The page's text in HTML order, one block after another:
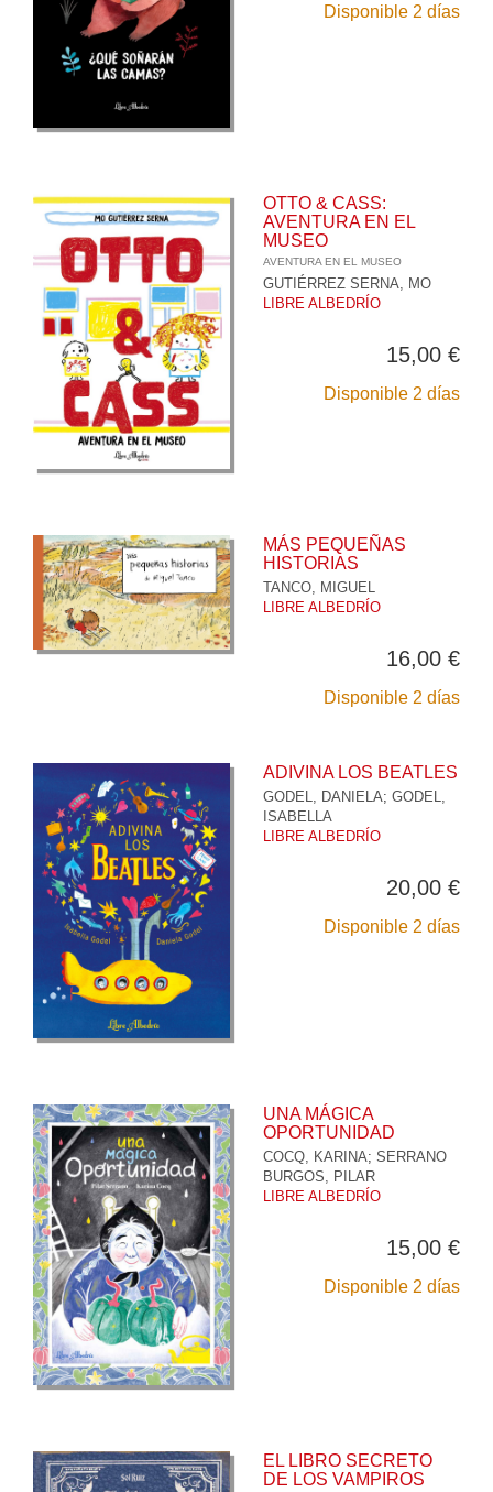
Disponible 2 días
OTTO & CASS:
AVENTURA EN EL
MUSEO
AVENTURA EN EL MUSEO
GUTIÉRREZ SERNA, MO
LIBRE ALBEDRÍO
15,00 €
Disponible 2 días
MÁS PEQUEÑAS
HISTORIAS
TANCO, MIGUEL
LIBRE ALBEDRÍO
16,00 €
Disponible 2 días
ADIVINA LOS BEATLES
GODEL, DANIELA; GODEL,
ISABELLA
LIBRE ALBEDRÍO
20,00 €
Disponible 2 días
UNA MÁGICA
OPORTUNIDAD
COCQ, KARINA; SERRANO
BURGOS, PILAR
LIBRE ALBEDRÍO
15,00 €
Disponible 2 días
EL LIBRO SECRETO
DE LOS VAMPIROS